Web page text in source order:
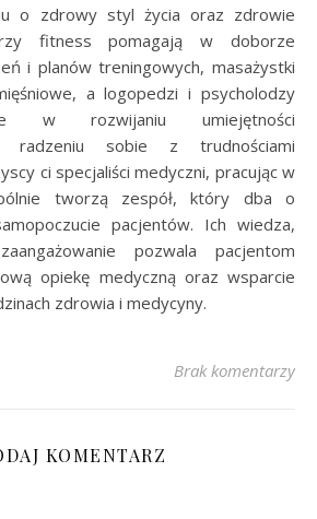
o zdrowy styl życia oraz zdrowie
fitness pomagają w doborze
i planów treningowych, masażystki
a logopedzi i psycholodzy
w rozwijaniu umiejętności
i radzeniu sobie z trudnościami
ci specjaliści medyczni, pracując w
tworzą zespół, który dba o
pacjentów. Ich wiedza,
pozwala pacjentom
opiekę medyczną oraz wsparcie
zdrowia i medycyny.
Brak komentarzy
KOMENTARZ